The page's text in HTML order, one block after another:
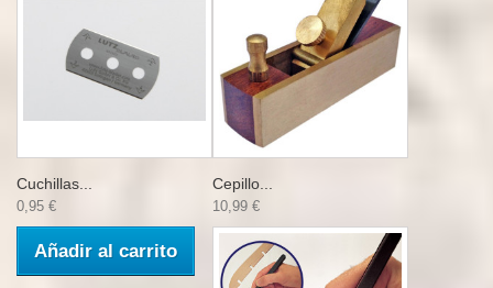
Cuchillas...
0,95 €
Añadir al carrito
Cepillo...
10,99 €